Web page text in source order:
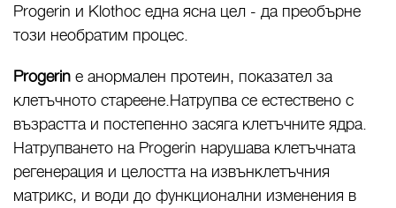
Progerin и Klothoс една ясна цел - да преобърне
този необратим процес.
Progerin е анормален протеин, показател за
клетъчното стареене.Натрупва се естествено с
възрастта и постепенно засяга клетъчните ядра.
Натрупването на Progerin нарушава клетъчната
регенерация и целостта на извънклетъчния
матрикс, и води до функционални изменения в